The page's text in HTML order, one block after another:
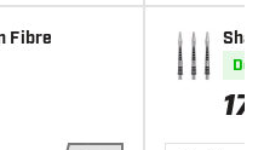
Fibre
lack
17